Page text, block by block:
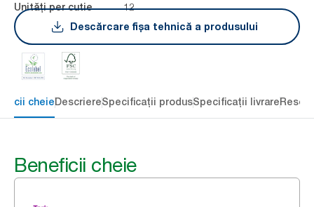
Unități per cutie
12
Descărcare fișa tehnică a produsului
cheieDescriereSpecificații produsSpecificații livrare
Beneficii cheie